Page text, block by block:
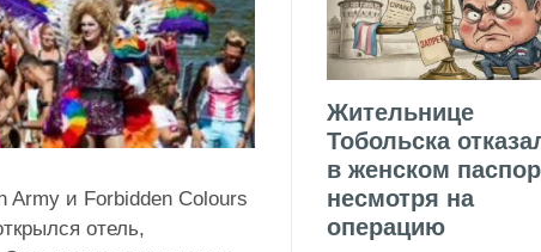
и Forbidden Colours
отель,
Жительнице
Тобольска
в женском
несмотря на
операцию